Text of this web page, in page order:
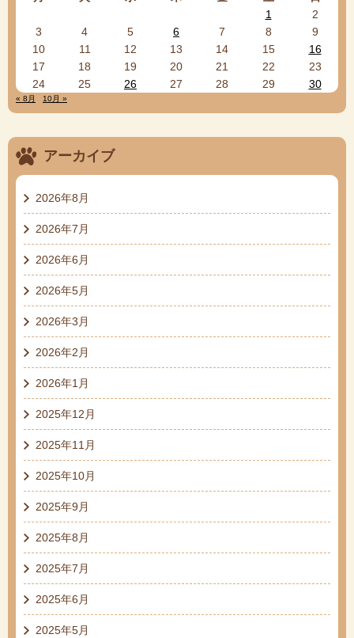
1
2
3
4 5 6 7 8
9
10
11 12 13 14 15
16
17
18 19 20 21 22
23
24
25 26 27 28 29 30
« 8月 10月 »
アーカイブ
2026年8月
2026年7月
2026年6月
2026年5月
2026年3月
2026年2月
2026年1月
2025年12月
2025年11月
2025年10月
2025年9月
2025年8月
2025年7月
2025年6月
2025年5月